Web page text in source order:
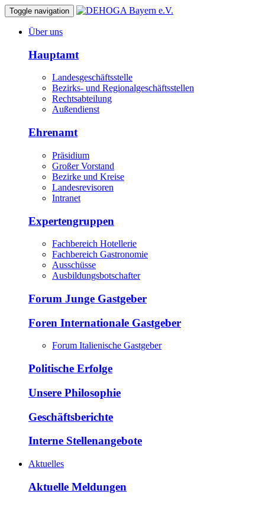
Toggle navigation
Über uns
Hauptamt
Landesgeschäftsstelle
Bezirks- und Regionalgeschäftsstellen
Rechtsabteilung
Außendienst
Ehrenamt
Präsidium
Großer Vorstand
Bezirke und Kreise
Landesrevisoren
Intranet
Expertengruppen
Fachbereich Hotellerie
Fachbereich Gastronomie
Ausschüsse
Ausbildungsbotschafter
Forum Junge Gastgeber
Foren Internationale Gastgeber
Forum Italienische Gastgeber
Politische Erfolge
Unsere Philosophie
Geschäftsberichte
Interne Stellenangebote
Aktuelles
Aktuelle Meldungen